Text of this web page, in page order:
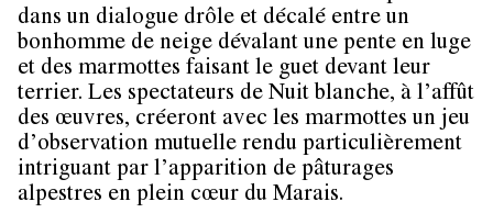
dans un dialogue drôle et décalé entre un
bonhomme de neige dévalant une pente en luge
et des marmottes faisant le guet devant leur
terrier. Les spectateurs de Nuit blanche, à l’affût
des œuvres, créeront avec les marmottes un jeu
d’observation mutuelle rendu particulièrement
intriguant par l’apparition de pâturages
alpestres en plein cœur du Marais.